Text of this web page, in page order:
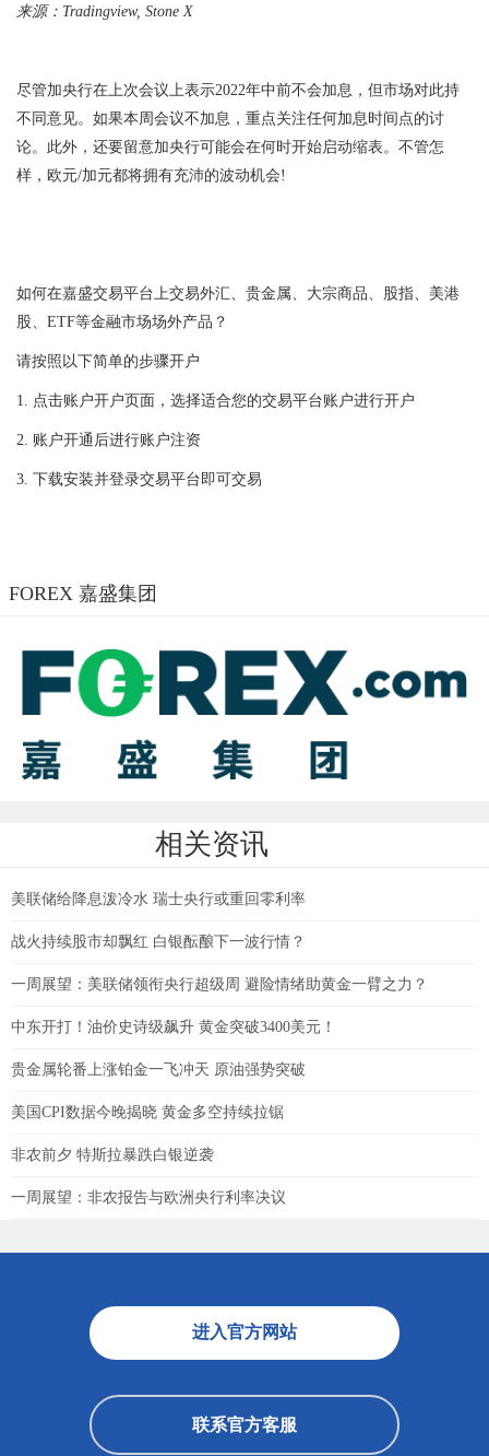
来源：Tradingview, Stone X
尽管加央行在上次会议上表示2022年中前不会加息，但市场对此持
不同意见。如果本周会议不加息，重点关注任何加息时间点的讨
论。此外，还要留意加央行可能会在何时开始启动缩表。不管怎
样，欧元/加元都将拥有充沛的波动机会!
如何在嘉盛交易平台上交易外汇、贵金属、大宗商品、股指、美港
股、ETF等金融市场场外产品？
请按照以下简单的步骤开户
1. 点击账户开户页面 ，选择适合您的交易平台账户进行开户
2. 账户开通后进行账户注资
3. 下载安装并登录交易平台即可交易
FOREX 嘉盛集团
相关资讯
美联储给降息泼冷水 瑞士央行或重回零利率
战火持续股市却飘红 白银酝酿下一波行情？
一周展望：美联储领衔央行超级周 避险情绪助黄金一臂之力？
中东开打！油价史诗级飙升 黄金突破3400美元！
贵金属轮番上涨铂金一飞冲天 原油强势突破
美国CPI数据今晚揭晓 黄金多空持续拉锯
非农前夕 特斯拉暴跌白银逆袭
一周展望：非农报告与欧洲央行利率决议
进入官方网站
联系官方客服